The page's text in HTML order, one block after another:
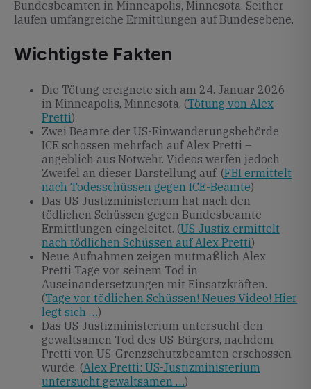
Bundesbeamten in Minneapolis, Minnesota. Seither
laufen umfangreiche Ermittlungen auf Bundesebene.
Wichtigste Fakten
Die Tötung ereignete sich am 24. Januar 2026
in Minneapolis, Minnesota. (Tötung von Alex
Pretti)
Zwei Beamte der US-Einwanderungsbehörde
ICE schossen mehrfach auf Alex Pretti –
angeblich aus Notwehr. Videos werfen jedoch
Zweifel an dieser Darstellung auf. (FBI ermittelt
nach Todesschüssen gegen ICE-Beamte)
Das US-Justizministerium hat nach den
tödlichen Schüssen gegen Bundesbeamte
Ermittlungen eingeleitet. (US-Justiz ermittelt
nach tödlichen Schüssen auf Alex Pretti)
Neue Aufnahmen zeigen mutmaßlich Alex
Pretti Tage vor seinem Tod in
Auseinandersetzungen mit Einsatzkräften.
(Tage vor tödlichen Schüssen! Neues Video! Hier
legt sich …)
Das US-Justizministerium untersucht den
gewaltsamen Tod des US-Bürgers, nachdem
Pretti von US-Grenzschutzbeamten erschossen
wurde. (Alex Pretti: US-Justizministerium
untersucht gewaltsamen …)